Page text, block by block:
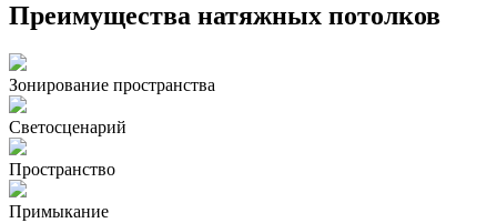
Преимущества натяжных потолков
Зонирование пространства
Светосценарий
Пространство
Примыкание